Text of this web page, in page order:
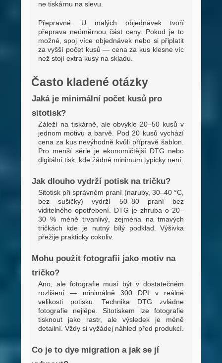
ne tiskárnu na slevu.
Přepravné. U malých objednávek tvoří
přeprava neúměrnou část ceny. Pokud je to
možné, spoj více objednávek nebo si připlatit
za vyšší počet kusů — cena za kus klesne víc
než stojí extra kusy na skladu.
Často kladené otázky
Jaká je minimální počet kusů pro
sitotisk?
Záleží na tiskárně, ale obvykle 20–50 kusů v
jednom motivu a barvě. Pod 20 kusů vychází
cena za kus nevýhodně kvůli přípravě šablon.
Pro menší série je ekonomičtější DTG nebo
digitální tisk, kde žádné minimum typicky není.
Jak dlouho vydrží potisk na tričku?
Sitotisk při správném praní (naruby, 30–40 °C,
bez sušičky) vydrží 50–80 praní bez
viditelného opotřebení. DTG je zhruba o 20–
30 % méně trvanlivý, zejména na tmavých
tričkách kde je nutný bílý podklad. Výšivka
přežije prakticky cokoliv.
Mohu použít fotografii jako motiv na
tričko?
Ano, ale fotografie musí být v dostatečném
rozlišení — minimálně 300 DPI v reálné
velikosti potisku. Technika DTG zvládne
fotografie nejlépe. Sitotiskem lze fotografie
tisknout jako rastr, ale výsledek je méně
detailní. Vždy si vyžádej náhled před produkcí.
Co je to dye migration a jak se jí